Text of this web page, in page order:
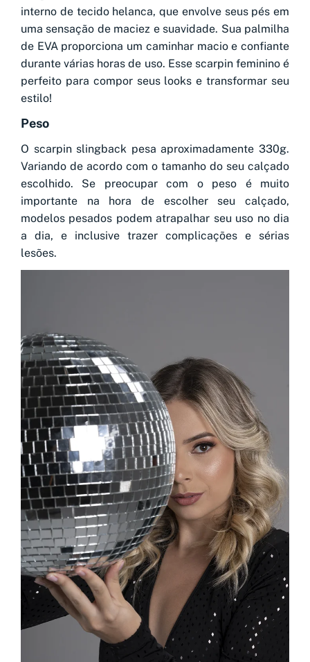
interno de tecido helanca, que envolve seus pés em
uma sensação de maciez e suavidade. Sua palmilha
de EVA proporciona um caminhar macio e confiante
durante várias horas de uso. Esse scarpin feminino é
perfeito para compor seus looks e transformar seu
estilo!
Peso
O scarpin slingback pesa aproximadamente 330g.
Variando de acordo com o tamanho do seu calçado
escolhido. Se preocupar com o peso é muito
importante na hora de escolher seu calçado,
modelos pesados podem atrapalhar seu uso no dia
a dia, e inclusive trazer complicações e sérias
lesões.